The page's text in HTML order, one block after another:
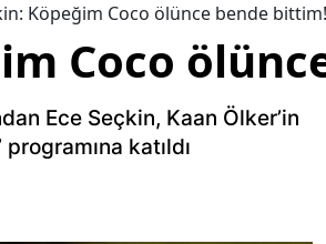
Köpeğim Coco ölünce bende bittim!
Coco
Ece Seçkin, Kaan Ölker’in
katıldı